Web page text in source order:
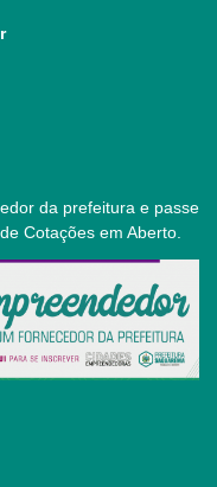
da prefeitura e passe
Cotações em Aberto.